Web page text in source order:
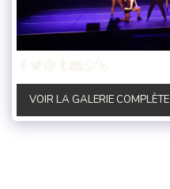
VOIR LA GALERIE COMPLÈTE